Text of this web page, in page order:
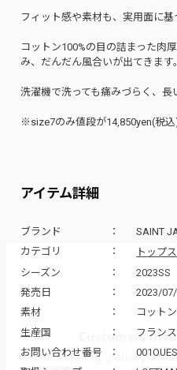
アイテム詳細
ブランド
SAINT
カテゴリ
トップス
シーズン
2023SS
発売日
2023/
素材
コット
生産国
フラン
お問い合わせ番号
フィット感や素材も、実用面に基
コットン100%の目の詰まった肉
み、だんだん風合いが出てきます。
洗濯機で洗っても痛みづらく、長
※size7のみ値段が14,850yen(税込